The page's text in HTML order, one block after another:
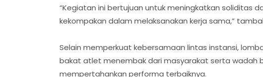
“Kegiatan ini bertujuan untuk meningkatkan soliditas
kekompakan dalam melaksanakan kerja sama,”
Selain memperkuat kebersamaan lintas instansi,
bakat atlet menembak dari masyarakat serta wadah
mempertahankan performa terbaiknya.